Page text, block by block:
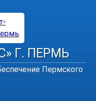
Г. ПЕРМЬ
Пермского